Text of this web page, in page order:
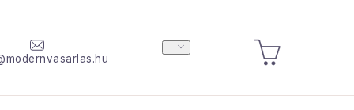
KOSÁR